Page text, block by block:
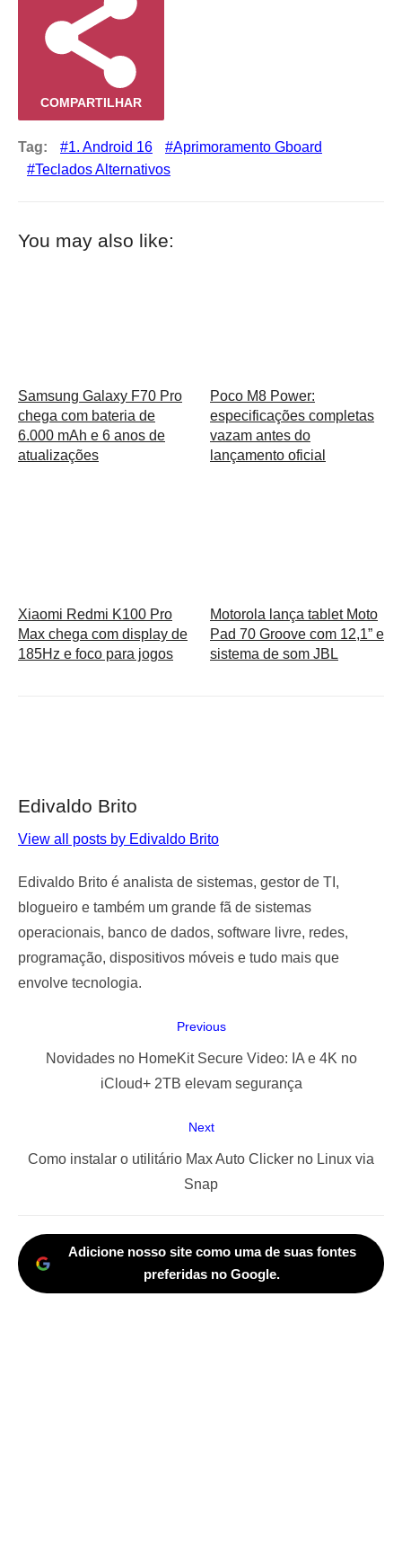
COMPARTILHAR
Tag: 1. Android 16
Aprimoramento Gboard
Teclados Alternativos
You may also like:
Samsung Galaxy F70 Pro
chega com bateria de
6.000 mAh e 6 anos de
atualizações
Poco M8 Power:
especificações completas
vazam antes do
lançamento oficial
Xiaomi Redmi K100 Pro
Max chega com display de
185Hz e foco para jogos
Motorola lança tablet Moto
Pad 70 Groove com 12,1” e
sistema de som JBL
Edivaldo Brito
View all posts by Edivaldo Brito
Edivaldo Brito é analista de sistemas, gestor de TI,
blogueiro e também um grande fã de sistemas
operacionais, banco de dados, software livre, redes,
programação, dispositivos móveis e tudo mais que
envolve tecnologia.
Previous
Previous
Novidades no HomeKit Secure Video: IA e 4K no
iCloud+ 2TB elevam segurança
Next
Next
Como instalar o utilitário Max Auto Clicker no Linux via
Snap
Adicione nosso site como uma de suas fontes
preferidas no Google.